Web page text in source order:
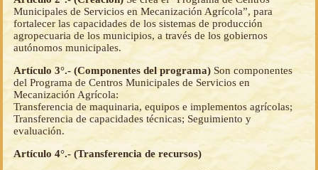
Municipales de Servicios en Mecanización Agrícola”, para
fortalecer las capacidades de los sistemas de producción
agropecuaria de los municipios, a través de los gobiernos
autónomos municipales.
Artículo 3°.- (Componentes del programa) Son componentes
del Programa de Centros Municipales de Servicios en
Mecanización Agrícola:
Transferencia de maquinaria, equipos e implementos agrícolas;
Transferencia de capacidades técnicas; Seguimiento y
evaluación.
Artículo 4°.- (Transferencia de recursos)